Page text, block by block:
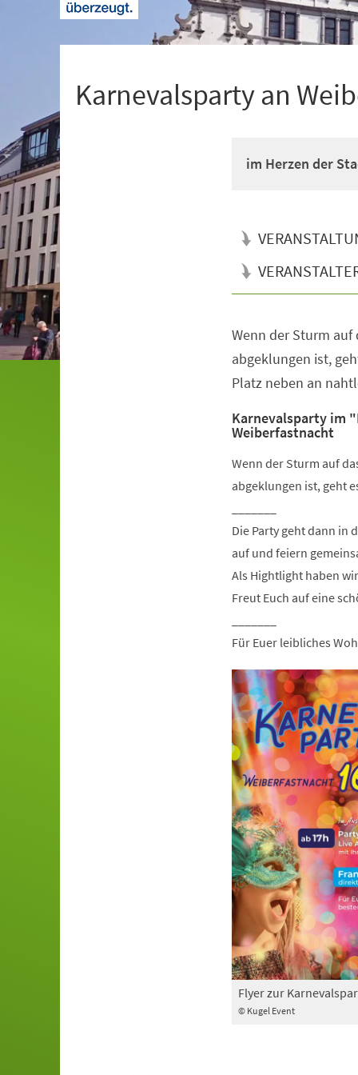
Karnevalsparty an
im Herzen der
Wenn der Sturm auf
abgeklungen ist,
Platz neben an
Karnevalsparty im
Weiberfastnacht
Wenn der Sturm auf
abgeklungen ist, geht
Die Party geht dann in
auf und feiern
Als Hightlight haben
Freut Euch auf eine
Für Euer leibliches
© Kugel Event
Flyer zur